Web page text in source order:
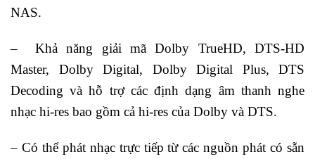
NAS.
– Khả năng giải mã Dolby TrueHD, DTS-HD
Master, Dolby Digital, Dolby Digital Plus, DTS
Decoding và hỗ trợ các định dạng âm thanh nghe
nhạc hi-res bao gồm cả hi-res của Dolby và DTS.
– Có thể phát nhạc trực tiếp từ các nguồn phát có sẵn